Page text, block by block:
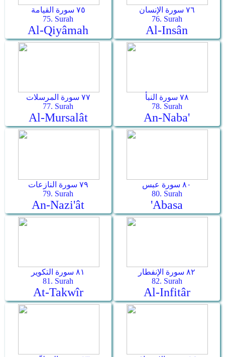
٧٥ سورة القيامة
75. Surah
Al-Qiyâmah
٧٦ سورة الإنسان
76. Surah
Al-Insân
٧٧ سورة المرسلات
77. Surah
Al-Mursalât
٧٨ سورة النبأ
78. Surah
An-Naba'
٧٩ سورة النازعات
79. Surah
An-Nazi'ât
٨٠ سورة عبس
80. Surah
'Abasa
٨١ سورة التكوير
81. Surah
At-Takwîr
٨٢ سورة الإنفطار
82. Surah
Al-Infitâr